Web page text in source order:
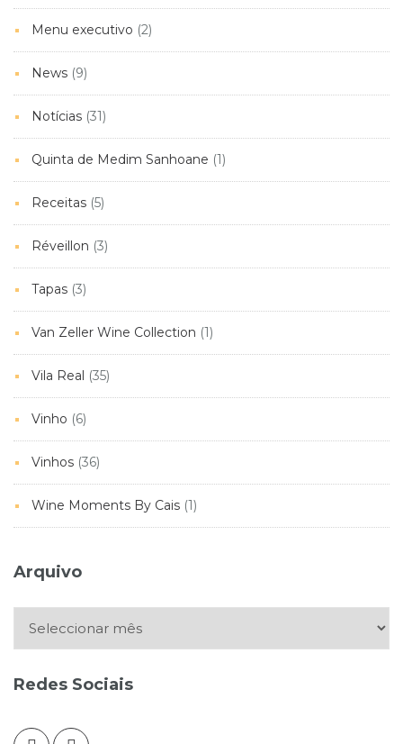
Menu executivo (2)
News (9)
Notícias (31)
Quinta de Medim Sanhoane (1)
Receitas (5)
Réveillon (3)
Tapas (3)
Van Zeller Wine Collection (1)
Vila Real (35)
Vinho (6)
Vinhos (36)
Wine Moments By Cais (1)
Arquivo
Redes Sociais